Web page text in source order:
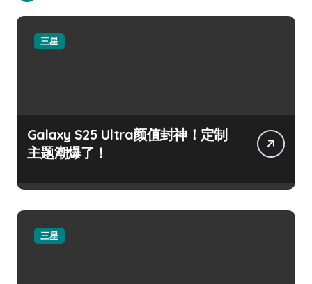
三星
Galaxy S25 Ultra颜值封神！定制
主题潮爆了！
三星